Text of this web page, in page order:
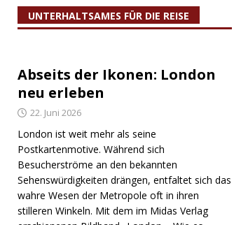
UNTERHALTSAMES FÜR DIE REISE
Abseits der Ikonen: London
neu erleben
22. Juni 2026
London ist weit mehr als seine
Postkartenmotive. Während sich
Besucherströme an den bekannten
Sehenswürdigkeiten drängen, entfaltet sich das
wahre Wesen der Metropole oft in ihren
stilleren Winkeln. Mit dem im Midas Verlag